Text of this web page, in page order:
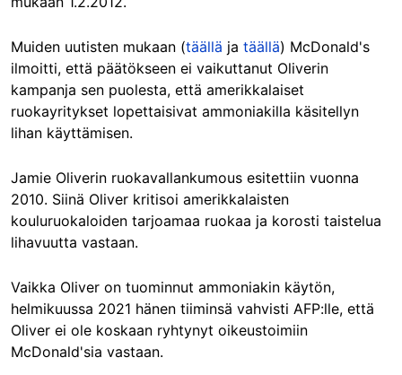
Muiden uutisten mukaan (täällä ja täällä) McDonald's
ilmoitti, että päätökseen ei vaikuttanut Oliverin
kampanja sen puolesta, että amerikkalaiset
ruokayritykset lopettaisivat ammoniakilla käsitellyn
lihan käyttämisen.
Jamie Oliverin ruokavallankumous esitettiin vuonna
2010. Siinä Oliver kritisoi amerikkalaisten
kouluruokaloiden tarjoamaa ruokaa ja korosti taistelua
lihavuutta vastaan.
Vaikka Oliver on tuominnut ammoniakin käytön,
helmikuussa 2021 hänen tiiminsä vahvisti AFP:lle, että
Oliver ei ole koskaan ryhtynyt oikeustoimiin
McDonald'sia vastaan.